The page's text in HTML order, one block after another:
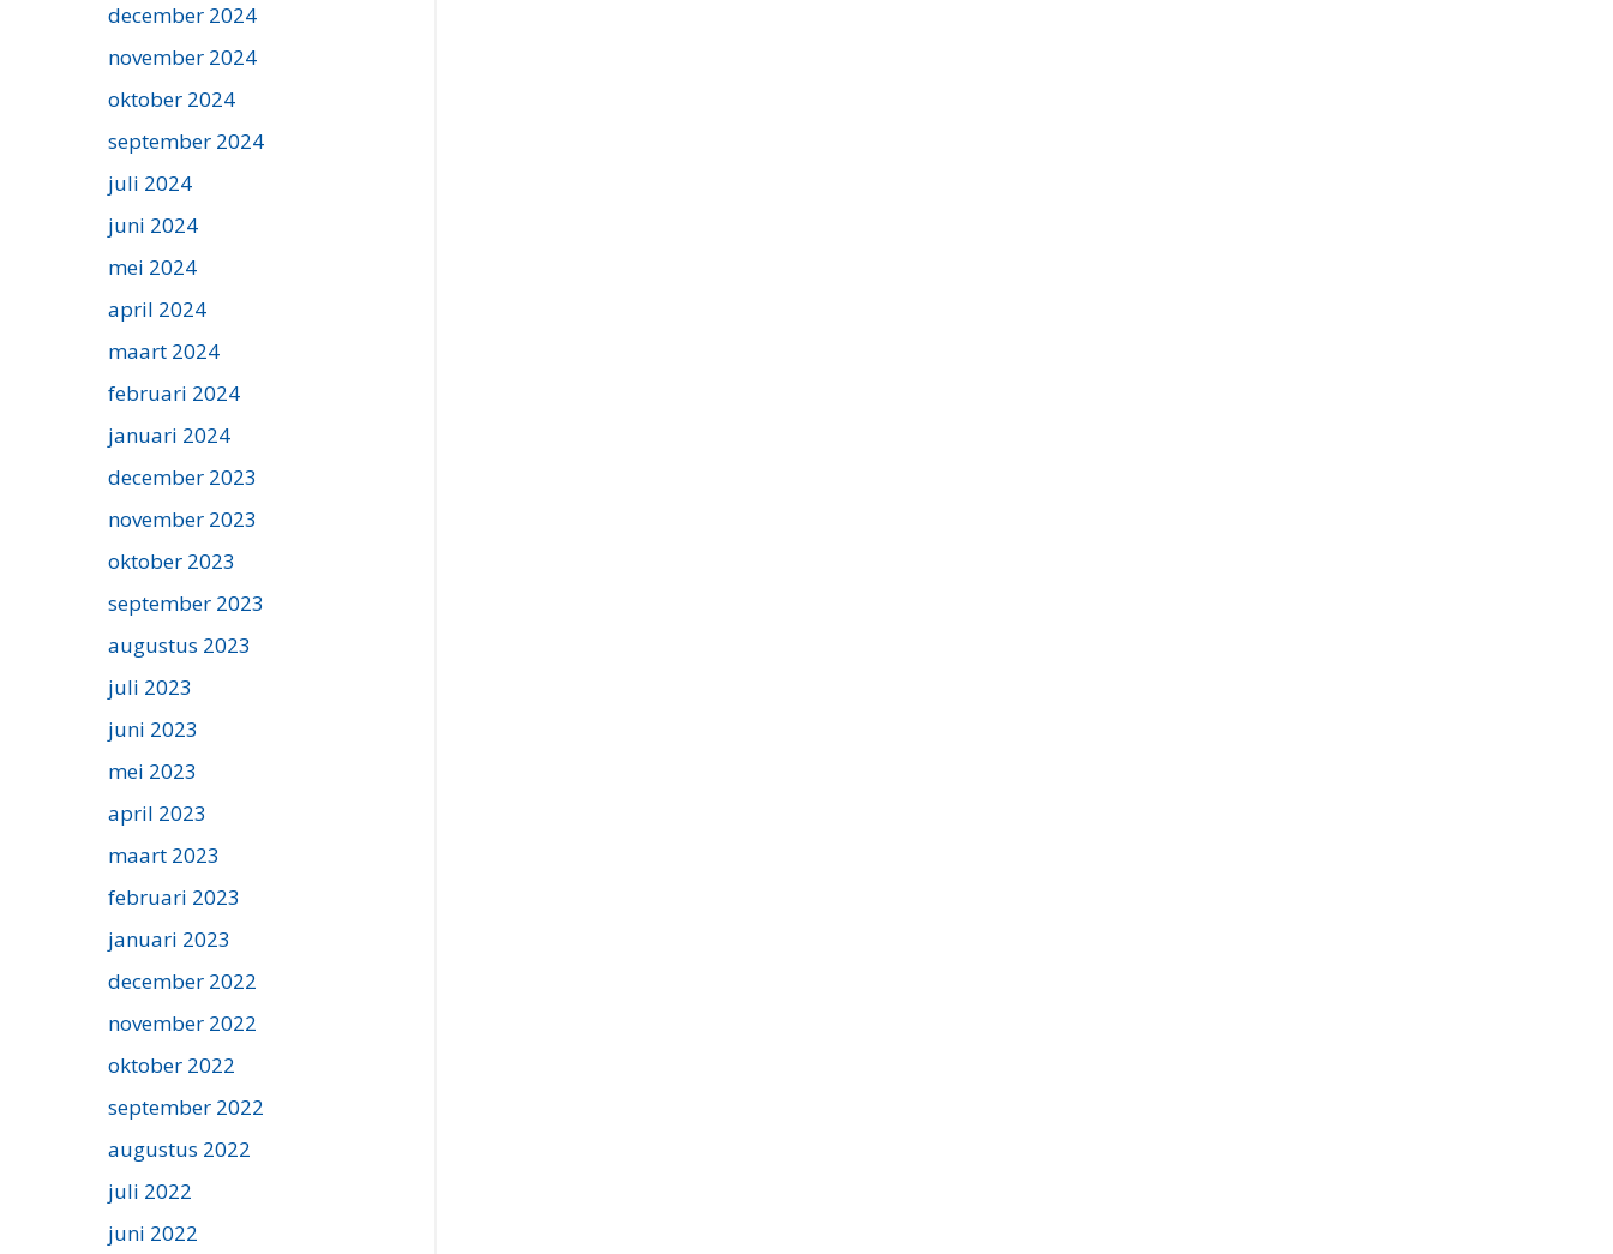
december 2024
november 2024
oktober 2024
september 2024
juli 2024
juni 2024
mei 2024
april 2024
maart 2024
februari 2024
januari 2024
december 2023
november 2023
oktober 2023
september 2023
augustus 2023
juli 2023
juni 2023
mei 2023
april 2023
maart 2023
februari 2023
januari 2023
december 2022
november 2022
oktober 2022
september 2022
augustus 2022
juli 2022
juni 2022